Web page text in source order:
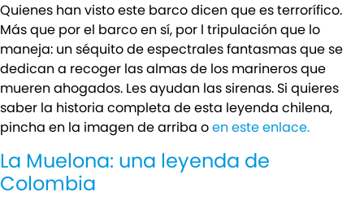
Quienes han visto este barco dicen que es terrorífico.
Más que por el barco en sí, por l tripulación que lo
maneja: un séquito de espectrales fantasmas que se
dedican a recoger las almas de los marineros que
mueren ahogados. Les ayudan las sirenas. Si quieres
saber la historia completa de esta leyenda chilena,
pincha en la imagen de arriba oen este enlace.
La Muelona: una leyenda de
Colombia